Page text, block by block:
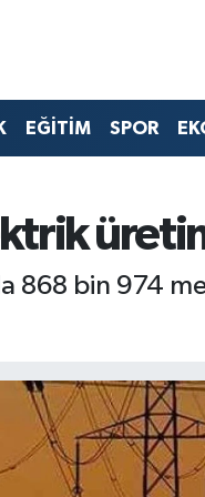
EĞİTİM SPOR
868 bin 974